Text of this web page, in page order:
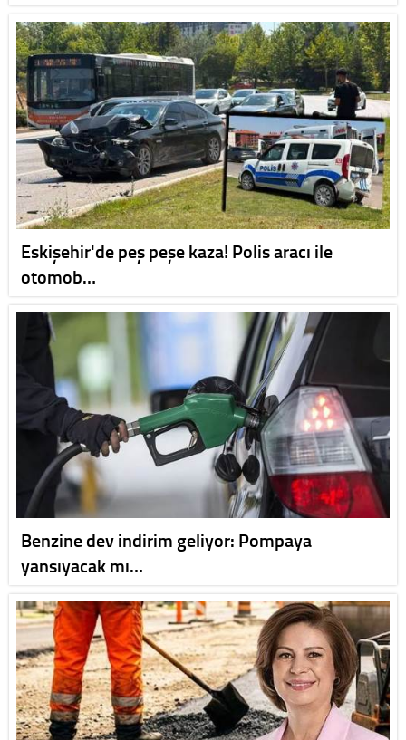
Eskişehir'de peş peşe kaza! Polis aracı ile
otomob…
Benzine dev indirim geliyor: Pompaya
yansıyacak mı…